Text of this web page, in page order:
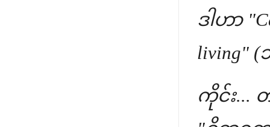
ဒါဟာ
living"
ကိုင်း...